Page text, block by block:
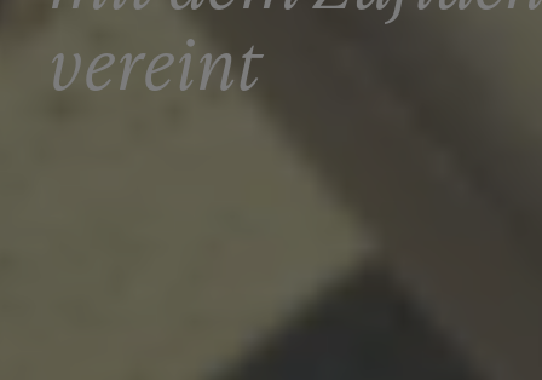
vereint